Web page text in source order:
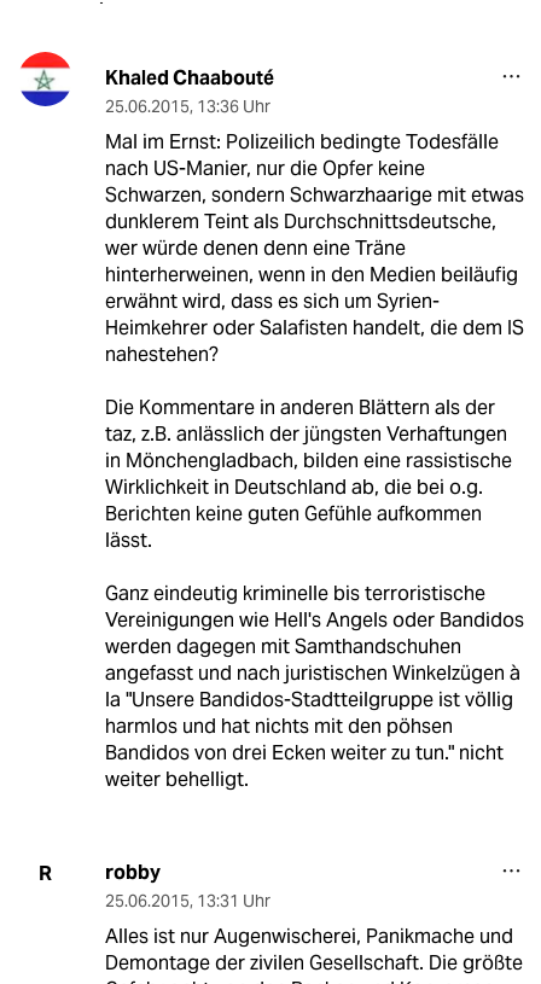
Khaled Chaabouté
25.06.2015, 13:36 Uhr
Mal im Ernst: Polizeilich bedingte Todesfälle
nach US-Manier, nur die Opfer keine
Schwarzen, sondern Schwarzhaarige mit etwas
dunklerem Teint als Durchschnittsdeutsche,
wer würde denen denn eine Träne
hinterherweinen, wenn in den Medien beiläufig
erwähnt wird, dass es sich um Syrien-
Heimkehrer oder Salafisten handelt, die dem IS
nahestehen?
Die Kommentare in anderen Blättern als der
taz, z.B. anlässlich der jüngsten Verhaftungen
in Mönchengladbach, bilden eine rassistische
Wirklichkeit in Deutschland ab, die bei o.g.
Berichten keine guten Gefühle aufkommen
lässt.
Ganz eindeutig kriminelle bis terroristische
Vereinigungen wie Hell's Angels oder Bandidos
werden dagegen mit Samthandschuhen
angefasst und nach juristischen Winkelzügen à
la "Unsere Bandidos-Stadtteilgruppe ist völlig
harmlos und hat nichts mit den pöhsen
Bandidos von drei Ecken weiter zu tun." nicht
weiter behelligt.
R robby
25.06.2015, 13:31 Uhr
Alles ist nur Augenwischerei, Panikmache und
Demontage der zivilen Gesellschaft. Die größte